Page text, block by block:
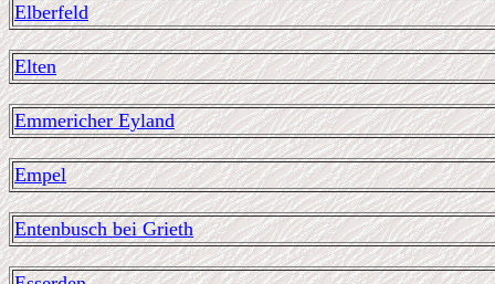
Elberfeld
Elten
Emmericher Eyland
Empel
Entenbusch bei Grieth